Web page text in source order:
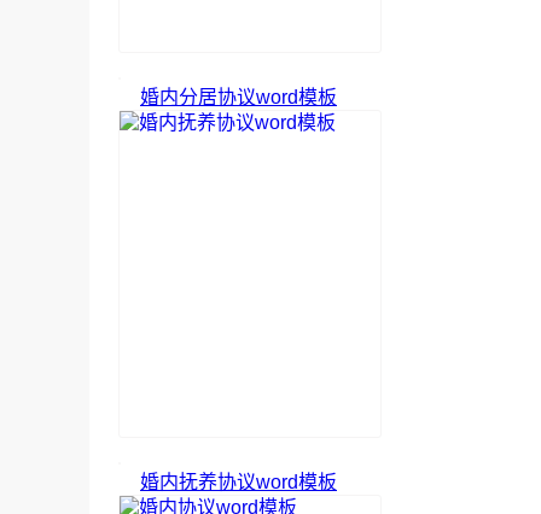
婚内分居协议word模板
婚内抚养协议word模板